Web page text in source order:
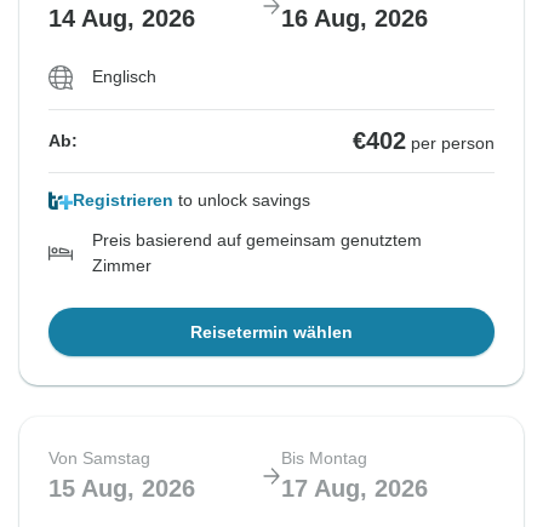
€1.055
€1.055
14 Aug, 2026 16 Aug, 2026
Englisch
Ab: €402 per person
Registrieren to unlock savings
Preis basierend auf gemeinsam genutztem
Zimmer
Reisetermin wählen
Von Samstag
15 Aug, 2026
Bis Montag
17 Aug, 2026